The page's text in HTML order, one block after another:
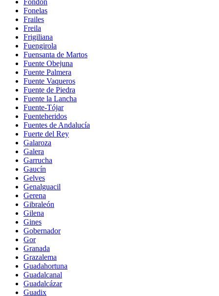
Fonelas
Frailes
Freila
Frigiliana
Fuengirola
Fuensanta de Martos
Fuente Obejuna
Fuente Palmera
Fuente Vaqueros
Fuente de Piedra
Fuente la Lancha
Fuente-Tójar
Fuenteheridos
Fuentes de Andalucía
Fuerte del Rey
Galaroza
Galera
Garrucha
Gaucín
Gelves
Genalguacil
Gerena
Gibraleón
Gilena
Gines
Gobernador
Gor
Granada
Grazalema
Guadahortuna
Guadalcanal
Guadalcázar
Guadix